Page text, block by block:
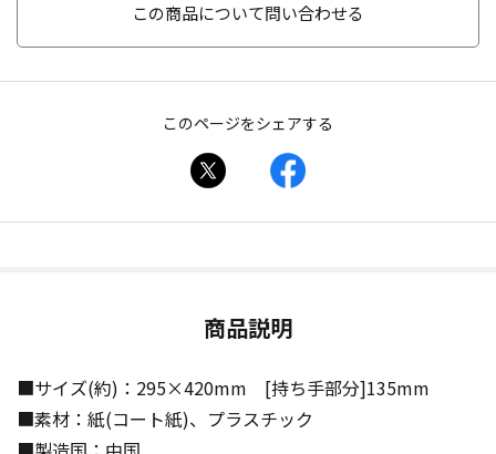
この商品について問い合わせる
このページをシェアする
商品説明
■サイズ(約)：295×420mm [持ち手部分]135mm
■素材：紙(コート紙)、プラスチック